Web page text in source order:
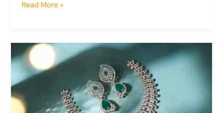
Read More »
“Hvordan
Velge
Perfekte
Emerald
Cut
Smykker